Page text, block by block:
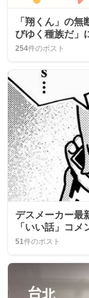
「翔くん」の
びゆく種族だ」
254件のポスト
デスメーカー最
「いい話」コメ
51件のポスト